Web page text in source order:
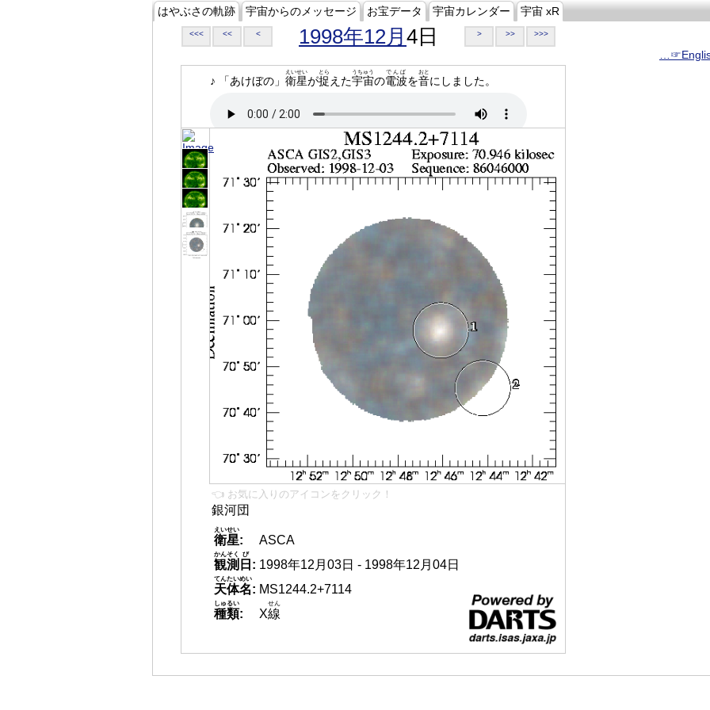
はやぶさの軌跡 宇宙からのメッセージ お宝データ 宇宙カレンダー 宇宙 xR
<<< << < 1998年12月 4日 > >> >>>
♪ 「あけぼの」 衛星
えいせい
が捉
とら
えた宇宙
うちゅう
の電波
でんぱ
を音
おと
にしました。
👈 お気に入りのアイコンをクリック！
銀河団
衛星
えいせい
:
ASCA
観測
かんそく
日
び
: 1998年12月03日 - 1998年12月04日
天体名
てんたいめい
: MS1244.2+7114
種類
しゅるい
: X線
せん